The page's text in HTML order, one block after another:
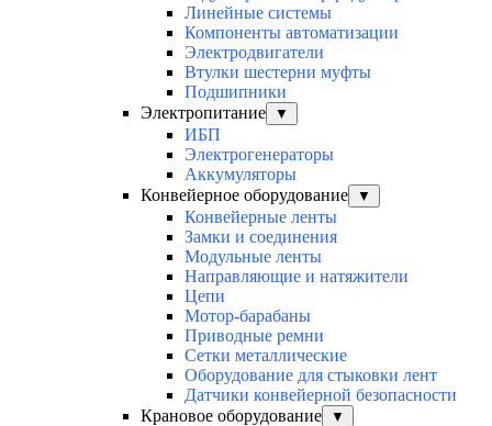
Линейные системы
Компоненты автоматизации
Электродвигатели
Втулки шестерни муфты
Подшипники
Электропитание
▼
ИБП
Электрогенераторы
Аккумуляторы
Конвейерное оборудование
▼
Конвейерные ленты
Замки и соединения
Модульные ленты
Направляющие и натяжители
Цепи
Мотор-барабаны
Приводные ремни
Сетки металлические
Оборудование для стыковки лент
Датчики конвейерной безопасности
Крановое оборудование
▼